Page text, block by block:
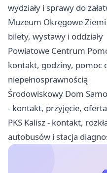
wydziały i sprawy do
Muzeum Okręgowe
bilety, wystawy i oddziały
Powiatowe Centrum
kontakt, godziny, pomoc
niepełnosprawnością
Środowiskowy Dom
- kontakt, przyjęcie,
PKS Kalisz - kontakt,
autobusów i stacja